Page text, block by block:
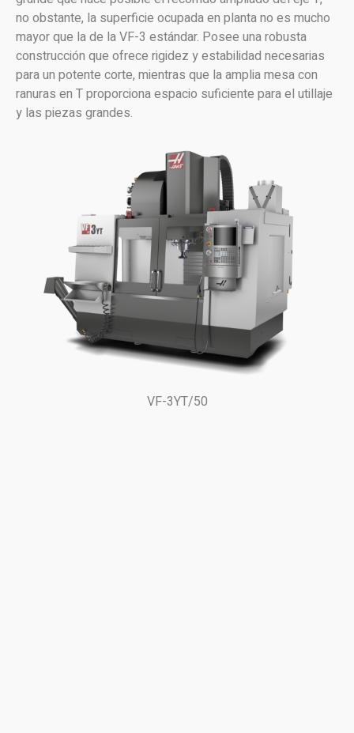
no obstante, la superficie ocupada en planta no es mucho
mayor que la de la VF-3 estándar. Posee una robusta
construcción que ofrece rigidez y estabilidad necesarias
para un potente corte, mientras que la amplia mesa con
ranuras en T proporciona espacio suficiente para el utillaje
y las piezas grandes.
VF-3YT/50